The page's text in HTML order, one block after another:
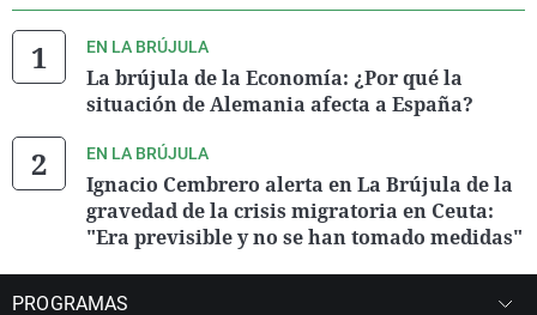
EN LA BRÚJULA
La brújula de la Economía: ¿Por qué la
situación de Alemania afecta a España?
EN LA BRÚJULA
Ignacio Cembrero alerta en La Brújula de la
gravedad de la crisis migratoria en Ceuta:
"Era previsible y no se han tomado medidas"
PROGRAMAS